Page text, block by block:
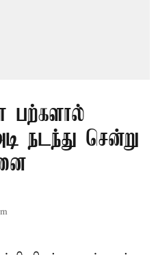
பற்களால்
நடந்து சென்று